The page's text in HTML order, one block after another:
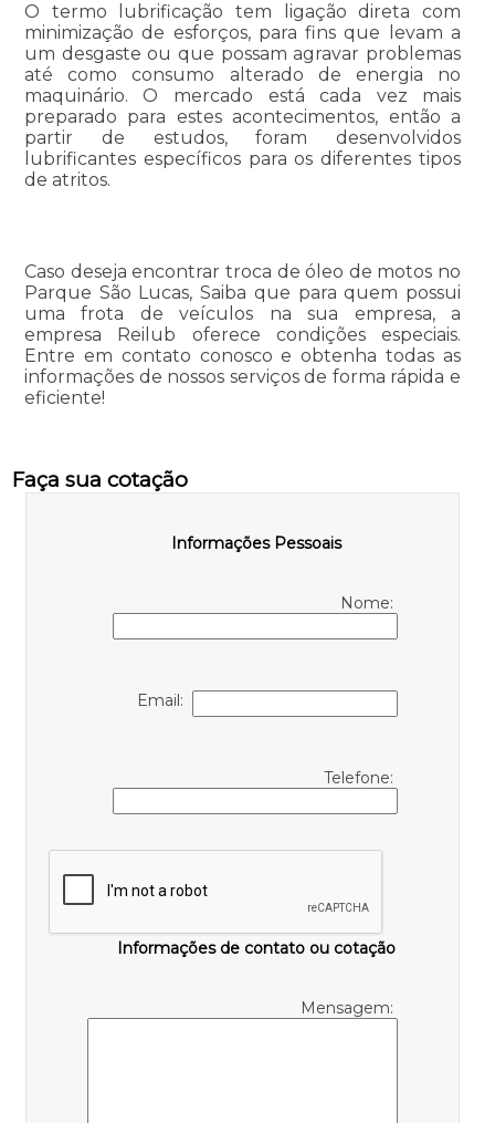
O termo lubrificação tem ligação direta com
minimização de esforços, para fins que levam a
um desgaste ou que possam agravar problemas
até como consumo alterado de energia no
maquinário. O mercado está cada vez mais
preparado para estes acontecimentos, então a
partir de estudos, foram desenvolvidos
lubrificantes específicos para os diferentes tipos
de atritos.
Caso deseja encontrar troca de óleo de motos no
Parque São Lucas, Saiba que para quem possui
uma frota de veículos na sua empresa, a
empresa Reilub oferece condições especiais.
Entre em contato conosco e obtenha todas as
informações de nossos serviços de forma rápida e
eficiente!
Faça sua cotação
Informações Pessoais
Nome:
Email:
Telefone:
Informações de contato ou cotação
Mensagem: